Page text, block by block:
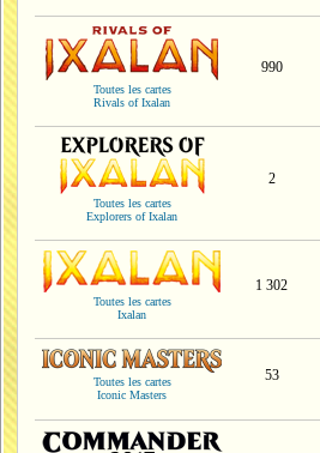
Toutes les cartes
Rivals of Ixalan
990
Toutes les cartes
Explorers of Ixalan
2
Toutes les cartes
Ixalan
1 302
Toutes les cartes
Iconic Masters
53